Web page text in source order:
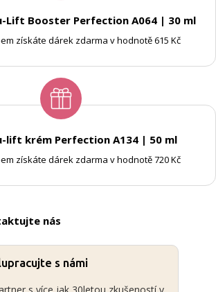
Lift Booster Perfection A064 | 30 ml
získáte dárek zdarma v hodnotě 615 Kč
lift krém Perfection A134 | 50 ml
získáte dárek zdarma v hodnotě 720 Kč
nás
s námi
s více jak 30letou zkušeností v